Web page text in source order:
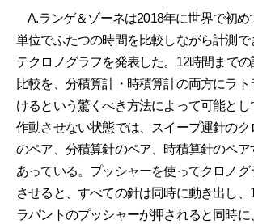
A.ランゲ＆ゾーネは2018年に世界で初め
単位でふたつの時間を比較しながら計測で
テクロノグラフを発表した。12時間まで
比較を、分積算計・時積算計の両方にラ
けるという驚くべき方法によって可能とし
作動させない状態では、スイープ運針のク
のペア、分積算針のペア、時積算針のペア
あっている。プッシャーを使ってクロノグ
させると、すべての針は同時に動き出し、
ラパントのプッシャーが押されると同時に